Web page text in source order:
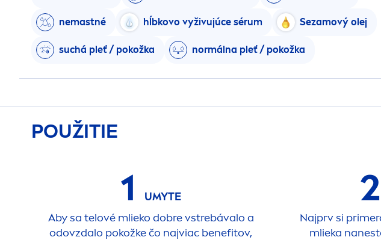
nemastné hĺbkovo vyživujúce sérum Sezamový olej
suchá pleť / pokožka normálna pleť / pokožka
POUŽITIE
1
UMYTE
Aby sa telové mlieko dobre vstrebávalo a
odovzdalo pokožke čo najviac benefitov,
2
Najprv si
mlieka